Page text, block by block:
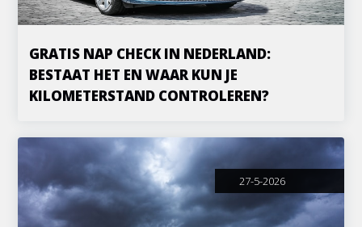
GRATIS NAP CHECK IN NEDERLAND:
BESTAAT HET EN WAAR KUN JE
KILOMETERSTAND CONTROLEREN?
27-5-2026